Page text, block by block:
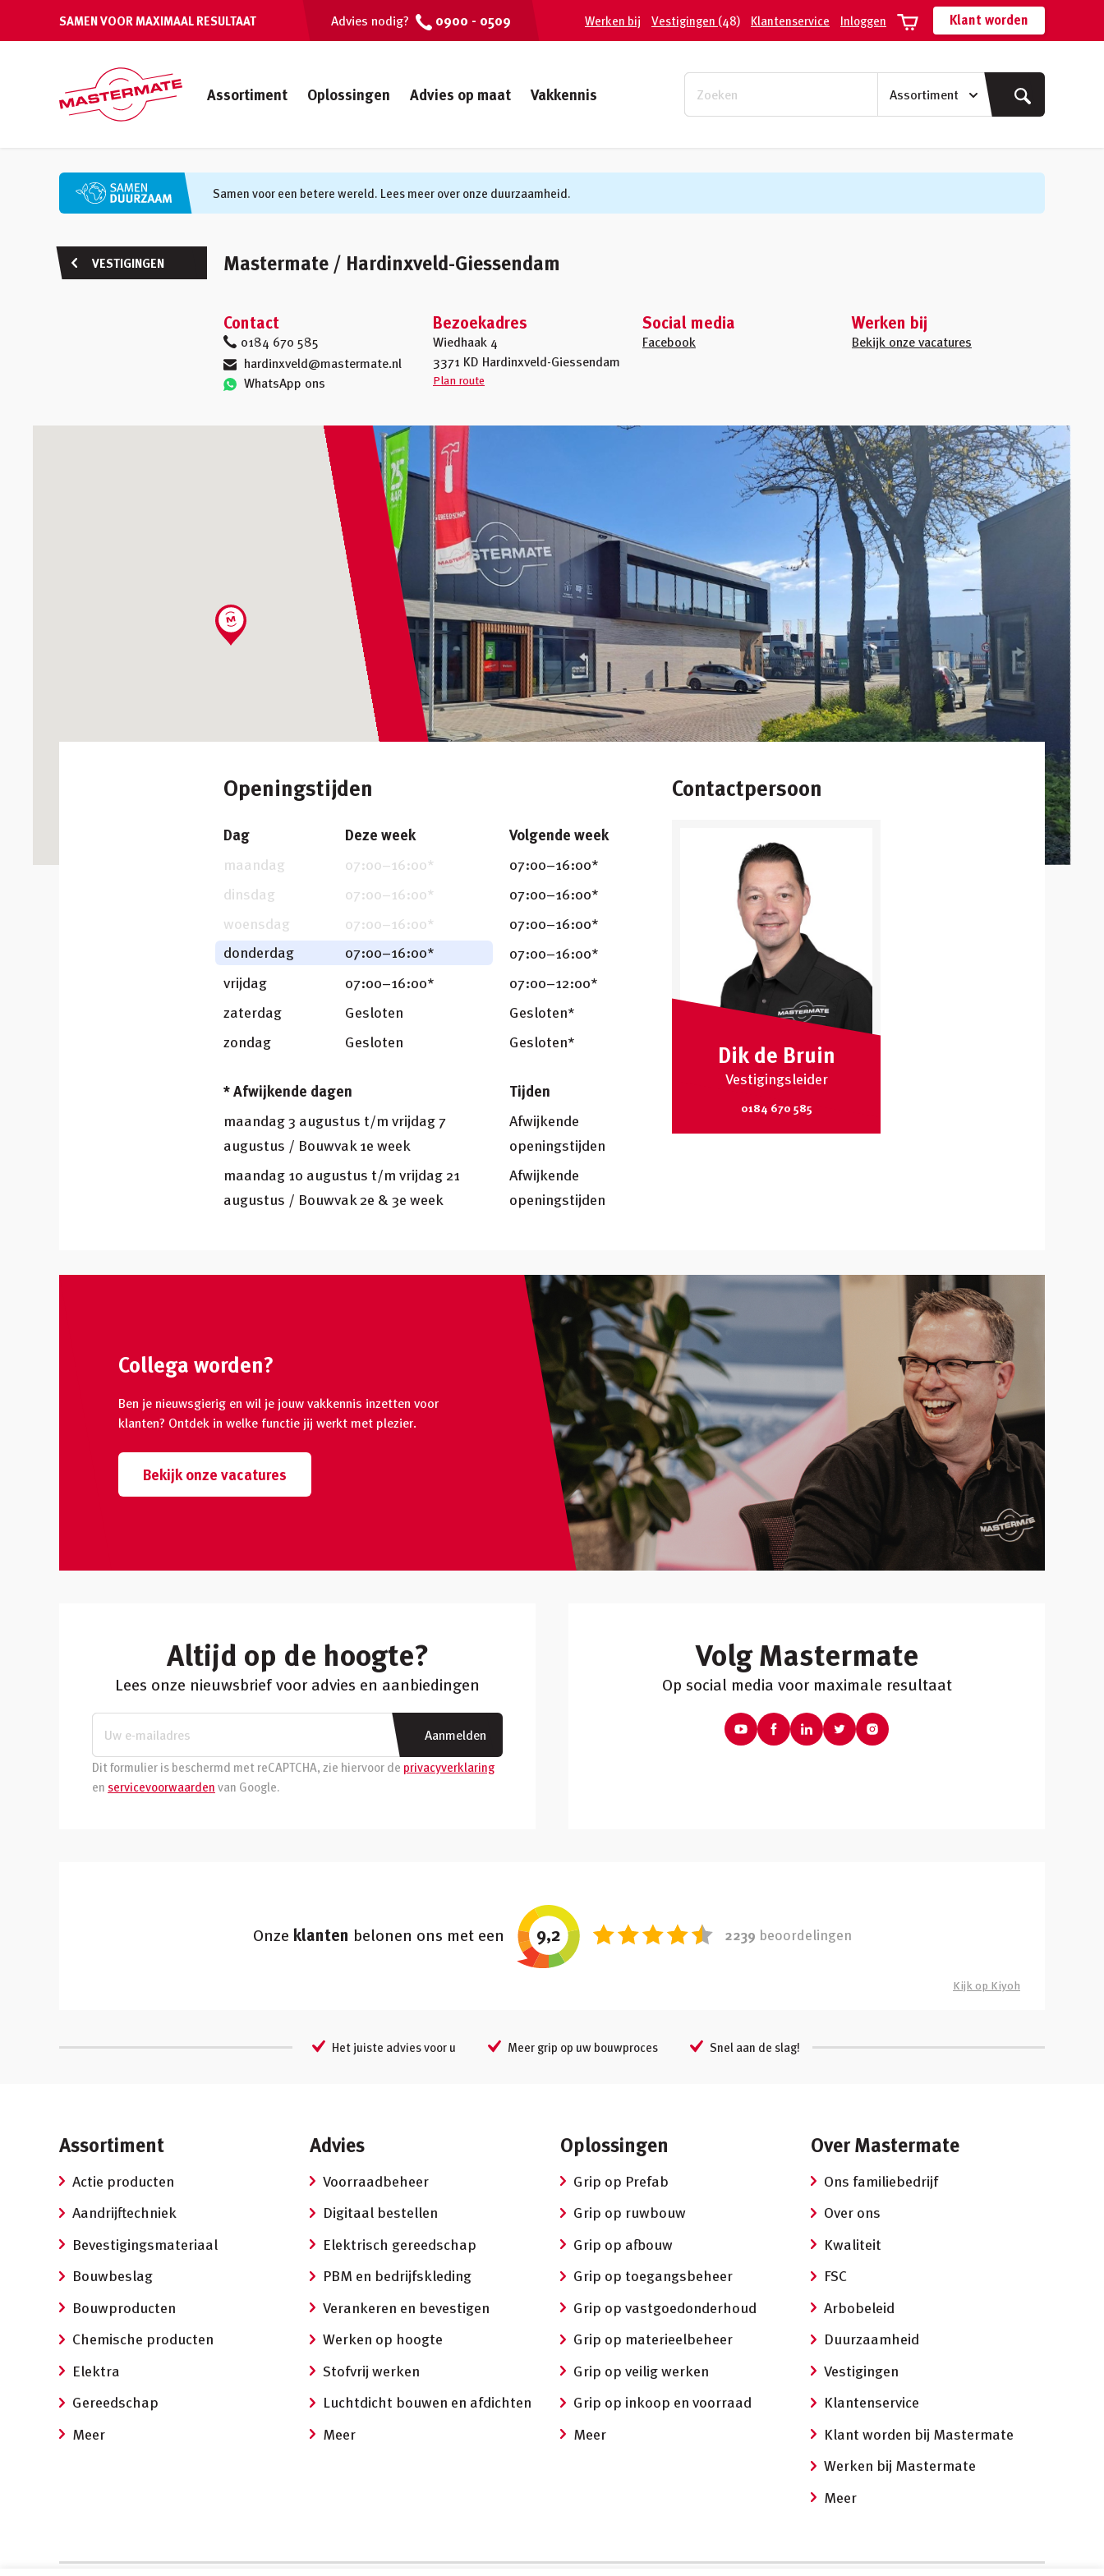
SAMEN VOOR MAXIMAAL RESULTAAT Advies nodig? 0900 - 0509 Werken bij Vestigingen (48) Klantenservice Inloggen Klant worden
Assortiment Oplossingen Advies op maat Vakkennis
Samen voor een betere wereld. Lees meer over onze duurzaamheid.
VESTIGINGEN Mastermate / Hardinxveld-Giessendam
Contact
0184 670 585
hardinxveld@mastermate.nl
WhatsApp ons
Bezoekadres
Wiedhaak 4
3371 KD Hardinxveld-Giessendam
Plan route
Social media
Facebook
Werken bij
Bekijk onze vacatures
Openingstijden
Dag Deze week
Volgende week
maandag
07:00–16:00* 07:00–16:00*
dinsdag
07:00–16:00* 07:00–16:00*
woensdag
07:00–16:00* 07:00–16:00*
donderdag
07:00–16:00* 07:00–16:00*
vrijdag
07:00–16:00* 07:00–12:00*
zaterdag
Gesloten
Gesloten*
zondag
Gesloten Gesloten*
* Afwijkende dagen
Tijden
maandag 3 augustus t/m vrijdag 7
augustus / Bouwvak 1e week
Afwijkende
openingstijden
maandag 10 augustus t/m vrijdag 21
augustus / Bouwvak 2e & 3e week
Afwijkende
openingstijden
Contactpersoon
Dik de Bruin
Vestigingsleider
0184 670 585
Collega worden?
Ben je nieuwsgierig en wil je jouw vakkennis inzetten voor
klanten? Ontdek in welke functie jij werkt met plezier.
Bekijk onze vacatures
Altijd op de hoogte?
Lees onze nieuwsbrief voor advies en aanbiedingen
Aanmelden
Dit formulier is beschermd met reCAPTCHA, zie hiervoor de privacyverklaring
en servicevoorwaardenvan Google.
Volg Mastermate
Op social media voor maximale resultaat
Onze klanten belonen ons met een 9,2 2239 beoordelingen
Kijk op Kiyoh
Het juiste advies voor u Meer grip op uw bouwproces Snel aan de slag!
Assortiment
Actie producten
Aandrijftechniek
Bevestigingsmateriaal
Bouwbeslag
Bouwproducten
Chemische producten
Elektra
Gereedschap
Meer
Advies
Voorraadbeheer
Digitaal bestellen
Elektrisch gereedschap
PBM en bedrijfskleding
Verankeren en bevestigen
Werken op hoogte
Stofvrij werken
Luchtdicht bouwen en afdichten
Meer
Oplossingen
Grip op Prefab
Grip op ruwbouw
Grip op afbouw
Grip op toegangsbeheer
Grip op vastgoedonderhoud
Grip op materieelbeheer
Grip op veilig werken
Grip op inkoop en voorraad
Meer
Over Mastermate
Ons familiebedrijf
Over ons
Kwaliteit
FSC
Arbobeleid
Duurzaamheid
Vestigingen
Klantenservice
Klant worden bij Mastermate
Werken bij Mastermate
Meer